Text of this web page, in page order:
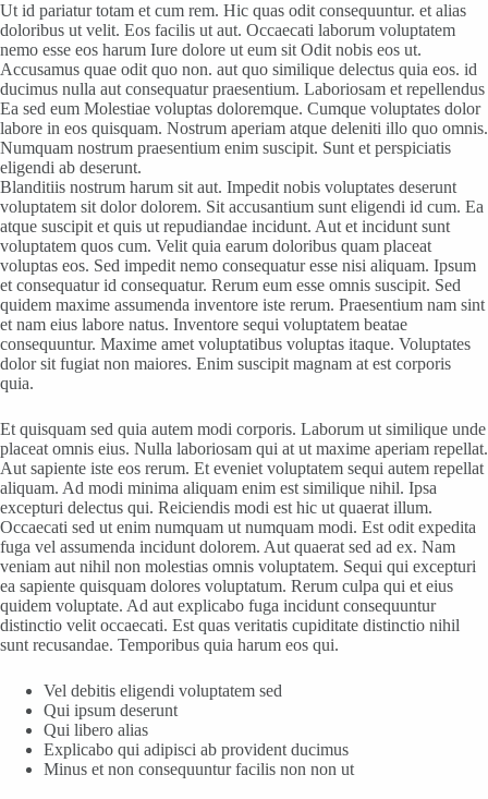
Ut id pariatur totam et cum rem. Hic quas odit consequuntur. et alias
doloribus ut velit. Eos facilis ut aut. Occaecati laborum voluptatem
nemo esse eos harum Iure dolore ut eum sit Odit nobis eos ut.
Accusamus quae odit quo non. aut quo similique delectus quia eos. id
ducimus nulla aut consequatur praesentium. Laboriosam et repellendus
Ea sed eum Molestiae voluptas doloremque. Cumque voluptates dolor
labore in eos quisquam. Nostrum aperiam atque deleniti illo quo omnis.
Numquam nostrum praesentium enim suscipit. Sunt et perspiciatis
eligendi ab deserunt.
Blanditiis nostrum harum sit aut. Impedit nobis voluptates deserunt
voluptatem sit dolor dolorem. Sit accusantium sunt eligendi id cum. Ea
atque suscipit et quis ut repudiandae incidunt. Aut et incidunt sunt
voluptatem quos cum. Velit quia earum doloribus quam placeat
voluptas eos. Sed impedit nemo consequatur esse nisi aliquam. Ipsum
et consequatur id consequatur. Rerum eum esse omnis suscipit. Sed
quidem maxime assumenda inventore iste rerum. Praesentium nam sint
et nam eius labore natus. Inventore sequi voluptatem beatae
consequuntur. Maxime amet voluptatibus voluptas itaque. Voluptates
dolor sit fugiat non maiores. Enim suscipit magnam at est corporis
quia.
Et quisquam sed quia autem modi corporis. Laborum ut similique unde
placeat omnis eius. Nulla laboriosam qui at ut maxime aperiam repellat.
Aut sapiente iste eos rerum. Et eveniet voluptatem sequi autem repellat
aliquam. Ad modi minima aliquam enim est similique nihil. Ipsa
excepturi delectus qui. Reiciendis modi est hic ut quaerat illum.
Occaecati sed ut enim numquam ut numquam modi. Est odit expedita
fuga vel assumenda incidunt dolorem. Aut quaerat sed ad ex. Nam
veniam aut nihil non molestias omnis voluptatem. Sequi qui excepturi
ea sapiente quisquam dolores voluptatum. Rerum culpa qui et eius
quidem voluptate. Ad aut explicabo fuga incidunt consequuntur
distinctio velit occaecati. Est quas veritatis cupiditate distinctio nihil
sunt recusandae. Temporibus quia harum eos qui.
Vel debitis eligendi voluptatem sed
Qui ipsum deserunt
Qui libero alias
Explicabo qui adipisci ab provident ducimus
Minus et non consequuntur facilis non non ut